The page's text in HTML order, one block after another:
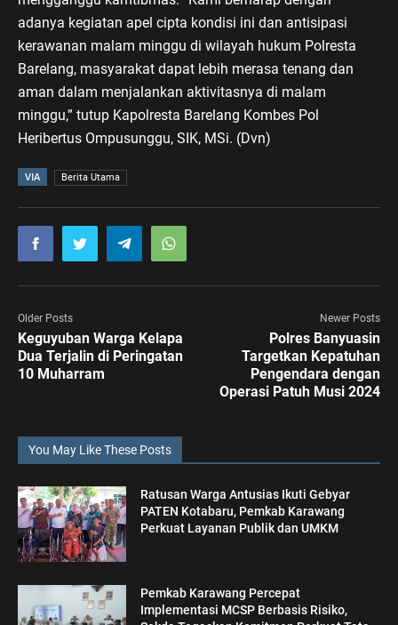
adanya kegiatan apel cipta kondisi ini dan antisipasi
kerawanan malam minggu di wilayah hukum Polresta
Barelang, masyarakat dapat lebih merasa tenang dan
aman dalam menjalankan aktivitasnya di malam
minggu,” tutup Kapolresta Barelang Kombes Pol
Heribertus Ompusunggu, SIK, MSi. (Dvn)
VIA Berita Utama
Older Posts
Keguyuban Warga Kelapa
Dua Terjalin di Peringatan
10 Muharram
Newer Posts
Polres Banyuasin
Targetkan Kepatuhan
Pengendara dengan
Operasi Patuh Musi 2024
You May Like These Posts
Ratusan Warga Antusias Ikuti Gebyar
PATEN Kotabaru, Pemkab Karawang
Perkuat Layanan Publik dan UMKM
Pemkab Karawang Percepat
Implementasi MCSP Berbasis Risiko,